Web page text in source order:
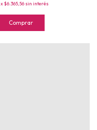
x$6.365,56 sin interés
Comprar